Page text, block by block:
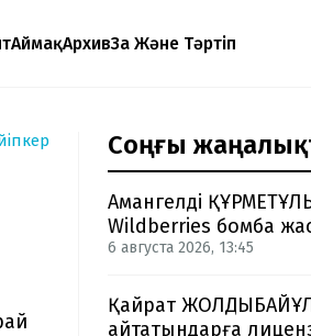
АймақАрхивЗаң Және Тәртіп
Соңғы
Амангелді
Wildberries бомба
6 августа 2026, 13:45
Қайрат
айтатындарға